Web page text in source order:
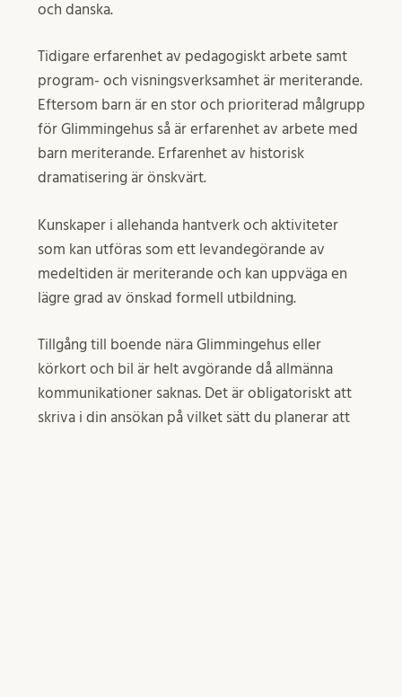
och danska.
Tidigare erfarenhet av pedagogiskt arbete samt
program- och visningsverksamhet är meriterande.
Eftersom barn är en stor och prioriterad målgrupp
för Glimmingehus så är erfarenhet av arbete med
barn meriterande. Erfarenhet av historisk
dramatisering är önskvärt.
Kunskaper i allehanda hantverk och aktiviteter
som kan utföras som ett levandegörande av
medeltiden är meriterande och kan uppväga en
lägre grad av önskad formell utbildning.
Tillgång till boende nära Glimmingehus eller
körkort och bil är helt avgörande då allmänna
kommunikationer saknas. Det är obligatoriskt att
skriva i din ansökan på vilket sätt du planerar att